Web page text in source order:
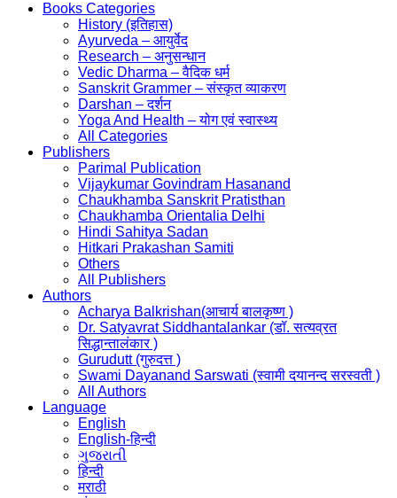
Books Categories
History (इतिहास)
Ayurveda – आयुर्वेद
Research – अनुसन्धान
Vedic Dharma – वैदिक धर्म
Sanskrit Grammer – संस्कृत व्याकरण
Darshan – दर्शन
Yoga And Health – योग एवं स्वास्थ्य
All Categories
Publishers
Parimal Publication
Vijaykumar Govindram Hasanand
Chaukhamba Sanskrit Pratisthan
Chaukhamba Orientalia Delhi
Hindi Sahitya Sadan
Hitkari Prakashan Samiti
Others
All Publishers
Authors
Acharya Balkrishan(आचार्य बालकृष्ण )
Dr. Satyavrat Siddhantalankar (डॉ. सत्यव्रत
सिद्धान्तालंकार )
Gurudutt (गुरुदत्त )
Swami Dayanand Sarswati (स्वामी दयानन्द सरस्वती )
All Authors
Language
English
English-हिन्दी
ગુજરાતી
हिन्दी
मराठी